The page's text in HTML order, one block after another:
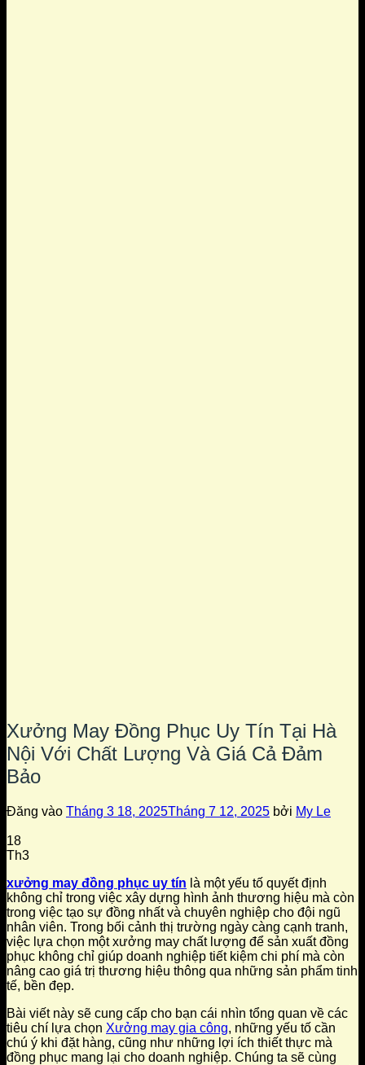
Xưởng May Đồng Phục Uy Tín Tại Hà
Nội Với Chất Lượng Và Giá Cả Đảm
Bảo
Đăng vào Tháng 3 18, 2025Tháng 7 12, 2025 bởi My Le
18
Th3
xưởng may đồng phục uy tín là một yếu tố quyết định
không chỉ trong việc xây dựng hình ảnh thương hiệu mà còn
trong việc tạo sự đồng nhất và chuyên nghiệp cho đội ngũ
nhân viên. Trong bối cảnh thị trường ngày càng cạnh tranh,
việc lựa chọn một xưởng may chất lượng để sản xuất đồng
phục không chỉ giúp doanh nghiệp tiết kiệm chi phí mà còn
nâng cao giá trị thương hiệu thông qua những sản phẩm tinh
tế, bền đẹp.
Bài viết này sẽ cung cấp cho bạn cái nhìn tổng quan về các
tiêu chí lựa chọn Xưởng may gia công, những yếu tố cần
chú ý khi đặt hàng, cũng như những lợi ích thiết thực mà
đồng phục mang lại cho doanh nghiệp. Chúng ta sẽ cùng